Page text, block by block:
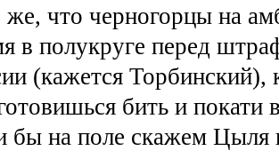
же, что черногорцы на
в полукруге перед
(кажется
бить и
бы на поле скажем Цыля